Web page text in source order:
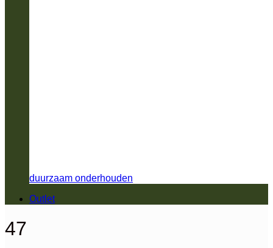
duurzaam onderhouden
Outlet
47